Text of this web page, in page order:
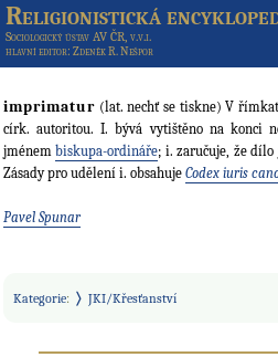
Religionistická
Sociologický ústav AV ČR, v.v.i.
hlavní editor: Zdeněk R. Nešpor
imprimatur (lat. nechť se tiskne) V
círk. autoritou. I. bývá vytištěno na konci
jménembiskupa-ordináře; i. zaručuje, že
Zásady pro udělení i. obsahuje Codex iuris
Pavel Spunar
Kategorie: JKI/Křesťanství